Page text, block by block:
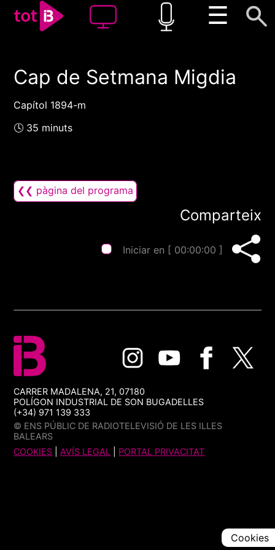
☰
00:00 00:00
Cap de Setmana Migdia
Capítol 1894-m
🕓 35 minuts
❮❮ pàgina del programa
Comparteix
Iniciar en [ 00:00:00 ]
CARRER MADALENA, 21, 07180
POLÍGON INDUSTRIAL DE SON BUGADELLES
(+34) 971 139 333
© ENS PÚBLIC DE RADIOTELEVISIÓ DE LES ILLES
BALEARS
COOKIES |AVÍS LEGAL PORTAL PRIVACITAT
Cookies